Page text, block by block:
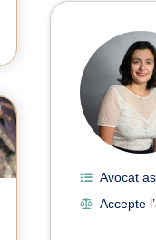
Avocat
Accepte